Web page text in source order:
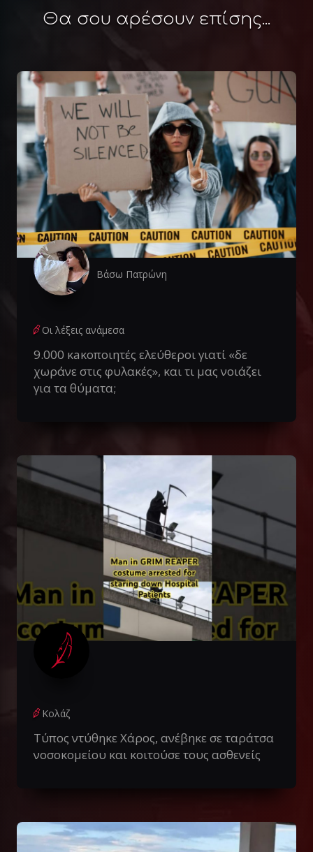
Θα σου αρέσουν επίσης...
Βάσω Πατρώνη
Οι λέξεις ανάμεσα
9.000 κaκοποιητές ελεύθεροι γιατί «δε
χωράνε στις φυλακές», και τι μας νοιάζει
για τα θύματα;
Κολάζ
Τύπος ντύθηκε Χάρος, ανέβηκε σε ταράτσα
νοσοκομείου και κοιτούσε τους ασθενείς